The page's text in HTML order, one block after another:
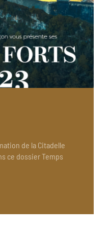
de la Citadelle
ce dossier Temps